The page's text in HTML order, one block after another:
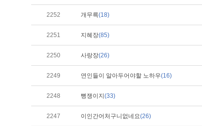
2252 개무륵(18)
2251 지혜장(85)
2250 사랑장(26)
2249 연인들이 알아두어야할 노하우(16)
2248 뻥쟁이지 (33)
2247 이인간어처구니없네요(26)